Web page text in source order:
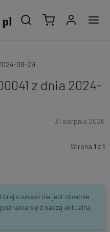
08-29
z dnia 2024-
31 sierpnia 2026
Strona 1 z 1
szukasz nie jest obecnie
się z naszą aktualną